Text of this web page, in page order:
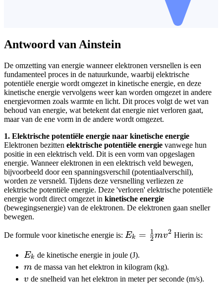
Antwoord van Ainstein
De omzetting van energie wanneer elektronen versnellen is een
fundamenteel proces in de natuurkunde, waarbij elektrische
potentiële energie wordt omgezet in kinetische energie, en deze
kinetische energie vervolgens weer kan worden omgezet in andere
energievormen zoals warmte en licht. Dit proces volgt de wet van
behoud van energie, wat betekent dat energie niet verloren gaat,
maar van de ene vorm in de andere wordt omgezet.
1. Elektrische potentiële energie naar kinetische energie
Elektronen bezitten elektrische potentiële energie vanwege hun
positie in een elektrisch veld. Dit is een vorm van opgeslagen
energie. Wanneer elektronen in een elektrisch veld bewegen,
bijvoorbeeld door een spanningsverschil (potentiaalverschil),
worden ze versneld. Tijdens deze versnelling verliezen ze
elektrische potentiële energie. Deze 'verloren' elektrische potentiële
energie wordt direct omgezet in kinetische energie
(bewegingsenergie) van de elektronen. De elektronen gaan sneller
bewegen.
De formule voor kinetische energie is: E_k =
{2}mv^2
Ek = 2
1 mv2 Hierin is:
E_k
Ek de kinetische energie in joule (J).
m
m de massa van het elektron in kilogram (kg).
v
v de snelheid van het elektron in meter per seconde (m/s).